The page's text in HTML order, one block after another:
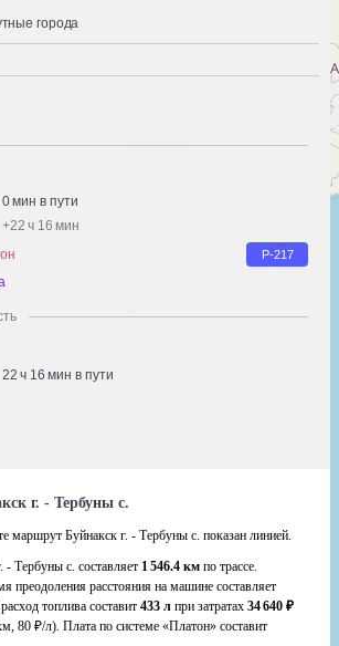
города
0 мин в пути
+22 ч 16 мин
Р-217
22 ч 16 мин в пути
г. - Тербуны с.
маршрут Буйнакск г. - Тербуны с. показан линией.
- Тербуны с. составляет 1 546.4 км по трассе.
преодоления расстояния на машине составляет
топлива составит 433 л при затратах 34 640 ₽
80 ₽/л). Плата по системе «Платон» составит